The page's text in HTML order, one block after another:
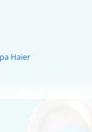
Haier